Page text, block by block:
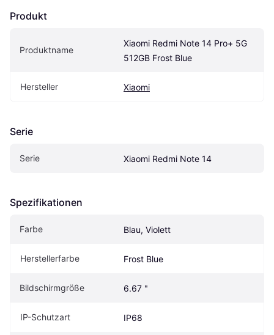
Produkt
Produktname
Xiaomi Redmi Note 14 Pro+ 5G
512GB Frost Blue
Hersteller Xiaomi
Serie
Serie Xiaomi Redmi Note 14
Spezifikationen
Farbe Blau, Violett
Herstellerfarbe Frost Blue
Bildschirmgröße 6.67 "
IP-Schutzart IP68